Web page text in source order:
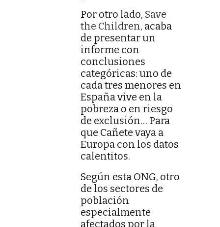
Por otro lado, Save
the Children, acaba
de presentar un
informe con
conclusiones
categóricas: uno de
cada tres menores en
España vive en la
pobreza o en riesgo
de exclusión… Para
que Cañete vaya a
Europa con los datos
calentitos.
Según esta ONG, otro
de los sectores de
población
especialmente
afectados por la